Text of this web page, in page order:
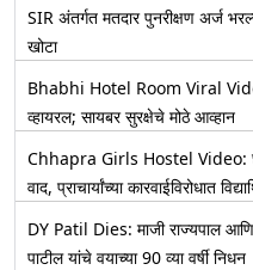
SIR अंतर्गत मतदार पुनरीक्षण अर्ज
खोटा
Bhabhi Hotel Room Viral
व्हायरल; सायबर सुरक्षेचे मोठे आव्हान
Chhapra Girls Hostel Video:
वाद, प्राचार्यांच्या कारवाईविरोधात
DY Patil Dies: माजी राज्यपाल आणि
पाटील यांचे वयाच्या 90 व्या वर्षी निधन